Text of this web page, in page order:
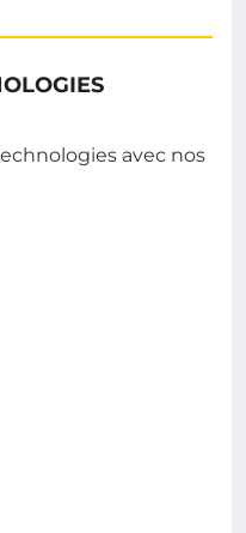
avec nos